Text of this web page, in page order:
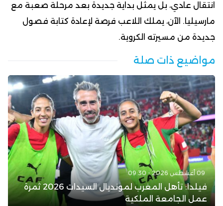
انتقال عادي، بل يمثل بداية جديدة بعد مرحلة صعبة مع
مارسيليا. الآن، يملك اللاعب فرصة لإعادة كتابة فصول
جديدة من مسيرته الكروية.
مواضيع ذات صلة
09 أغسطس 2026 - 09:30
فيلدا: تأهل المغرب لمونديال السيدات 2026 ثمرة
عمل الجامعة الملكية